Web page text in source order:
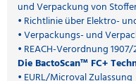
und Verpackung von
• Richtlinie über Elektro-
• Verpackungs- und
• REACH-Verordnung
Die BactoScan™ FC+
• EURL/Microval Zulassung